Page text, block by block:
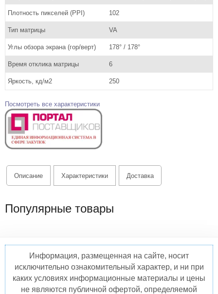
Плотность пикселей (PPI) 102
Тип матрицы VA
Углы обзора экрана (гор/верт) 178° / 178°
Время отклика матрицы 6
Яркость, кд/м2 250
Посмотреть все характеристики
Описание Характеристики Доставка
Популярные товары
Информация, размещенная на сайте, носит
исключительно ознакомительный характер, и ни при
каких условиях информационные материалы и цены
не являются публичной офертой, определяемой